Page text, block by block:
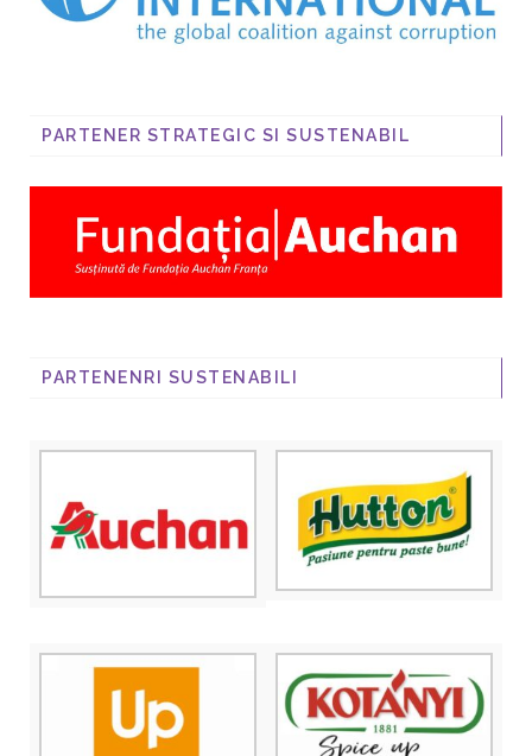
PARTENER STRATEGIC SI SUSTENABIL
PARTENENRI SUSTENABILI